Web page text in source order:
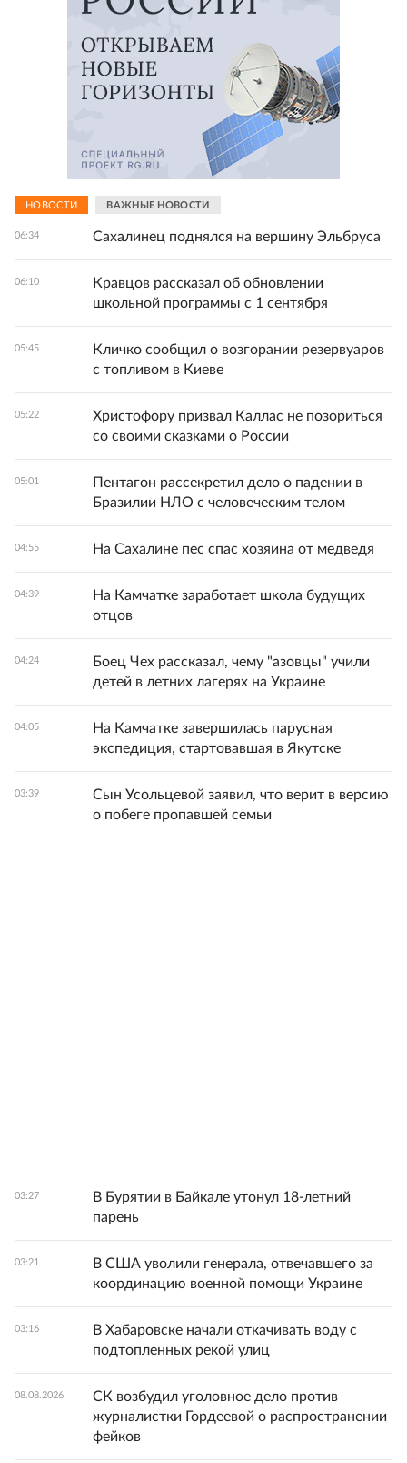
НОВОСТИ ВАЖНЫЕ НОВОСТИ
06:34 Сахалинец поднялся на вершину Эльбруса
06:10
Кравцов рассказал об обновлении
школьной программы с 1 сентября
05:45
Кличко сообщил о возгорании резервуаров
с топливом в Киеве
05:22
Христофору призвал Каллас не позориться
со своими сказками о России
05:01
Пентагон рассекретил дело о падении в
Бразилии НЛО с человеческим телом
04:55 На Сахалине пес спас хозяина от медведя
04:39
На Камчатке заработает школа будущих
отцов
04:24
Боец Чех рассказал, чему "азовцы" учили
детей в летних лагерях на Украине
04:05
На Камчатке завершилась парусная
экспедиция, стартовавшая в Якутске
03:39
Сын Усольцевой заявил, что верит в версию
о побеге пропавшей семьи
03:27
В Бурятии в Байкале утонул 18-летний
парень
03:21
В США уволили генерала, отвечавшего за
координацию военной помощи Украине
03:16
В Хабаровске начали откачивать воду с
подтопленных рекой улиц
08.08.2026
СК возбудил уголовное дело против
журналистки Гордеевой о распространении
фейков